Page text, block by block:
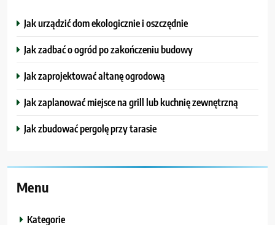
Jak urządzić dom ekologicznie i oszczędnie
Jak zadbać o ogród po zakończeniu budowy
Jak zaprojektować altanę ogrodową
Jak zaplanować miejsce na grill lub kuchnię zewnętrzną
Jak zbudować pergolę przy tarasie
Menu
Kategorie